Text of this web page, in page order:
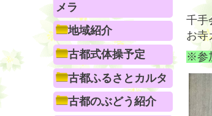
メラ
地域紹介
古都式体操予定
古都ふるさとカルタ
古都のぶどう紹介
千手
お寺
※参